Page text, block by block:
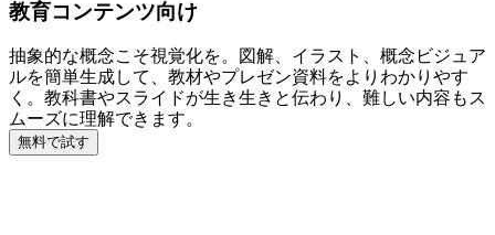
教育コンテンツ向け
抽象的な概念こそ視覚化を。図解、イラスト、概念ビジュア
ルを簡単生成して、教材やプレゼン資料をよりわかりやす
く。教科書やスライドが生き生きと伝わり、難しい内容もス
ムーズに理解できます。
無料で試す